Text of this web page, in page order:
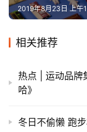
2019年8月23日 上午
相关推荐
热点 | 运动品牌
哈》
冬日不偷懒 跑